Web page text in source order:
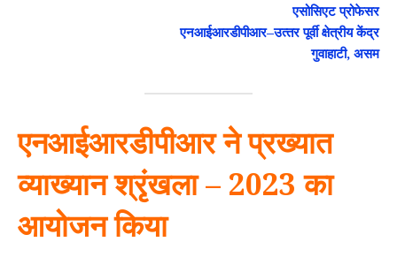
एसोसिएट प्रोफेसर
एनआईआरडीपीआर–उत्‍तर पूर्वी क्षेत्रीय केंद्र
गुवाहाटी, असम
एनआईआरडीपीआर ने प्रख्यात
व्याख्यान श्रृंखला – 2023 का
आयोजन किया